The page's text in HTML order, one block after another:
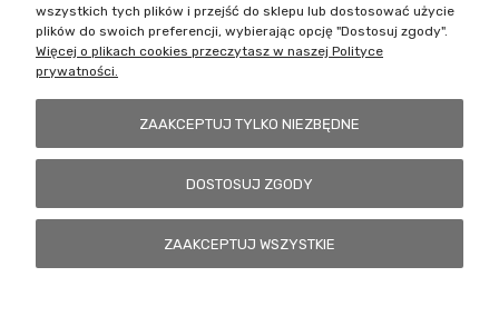
Pomoc
wszystkich tych plików i przejść do sklepu lub dostosować użycie
plików do swoich preferencji, wybierając opcję "Dostosuj zgody".
Więcej o plikach cookies przeczytasz w naszej Polityce
prywatności.
ZAAKCEPTUJ TYLKO NIEZBĘDNE
DOSTOSUJ ZGODY
ZAAKCEPTUJ WSZYSTKIE